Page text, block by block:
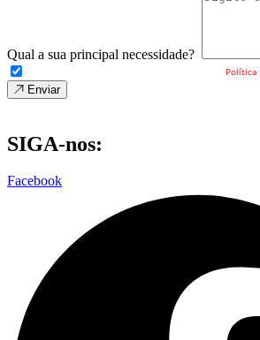
Qual a sua principal necessidade?
Política
Enviar
SIGA-nos:
Facebook